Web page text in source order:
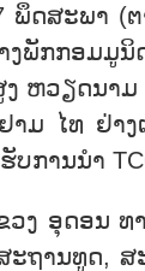
ພຶ​ດ​ສະ​ພາ (ຕ
ງ​ພັກ​ກອມ​
ຫວຽດ​ນາມ
າມ ໄທ ຢ່າ
ບ​ການ​ນຳ
ງ ອຸ​ດອນ​ ທ
ະ​ຖານ​ທູດ,